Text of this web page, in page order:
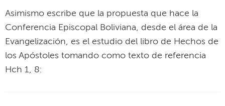
Asimismo escribe que la propuesta que hace la
Conferencia Episcopal Boliviana, desde el área de la
Evangelización, es el estudio del libro de Hechos de
los Apóstoles tomando como texto de referencia
Hch 1, 8: